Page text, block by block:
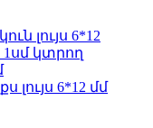
լույս 6*12 մմ